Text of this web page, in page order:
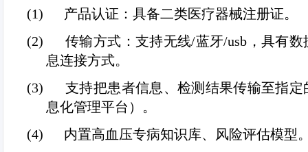
(1)
产品认证：具备二类医疗器械注册证。
(2)
传输方式：支持无线/蓝牙/usb ，具有
息连接方式。
(3)
支持把患者信息、检测结果传输至指
息化管理平台）。
(4)
内置高血压专病知识库、风险评估模型